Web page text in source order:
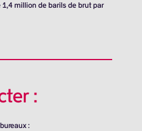
1,4 million de barils de brut par
:
: